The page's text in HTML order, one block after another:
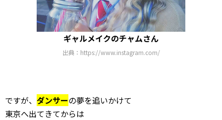
ギャルメイクのチャムさん
出典：https://www.instagram.com/
ですが、 ダンサーの夢を追いかけて
東京へ出てきてからは